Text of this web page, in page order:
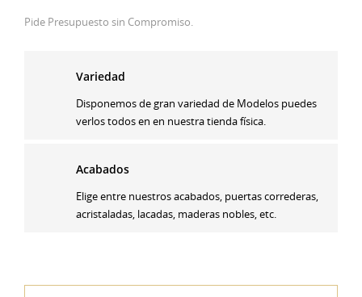
Pide Presupuesto sin Compromiso.
Variedad
Disponemos de gran variedad de Modelos puedes
verlos todos en en nuestra tienda física.
Acabados
Elige entre nuestros acabados, puertas correderas,
acristaladas, lacadas, maderas nobles, etc.